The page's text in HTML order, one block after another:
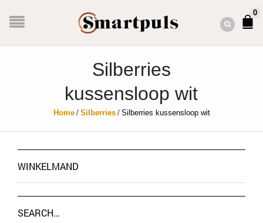
0
Silberries
kussensloop wit
Home / Silberries / Silberries kussensloop wit
WINKELMAND
SEARCH…